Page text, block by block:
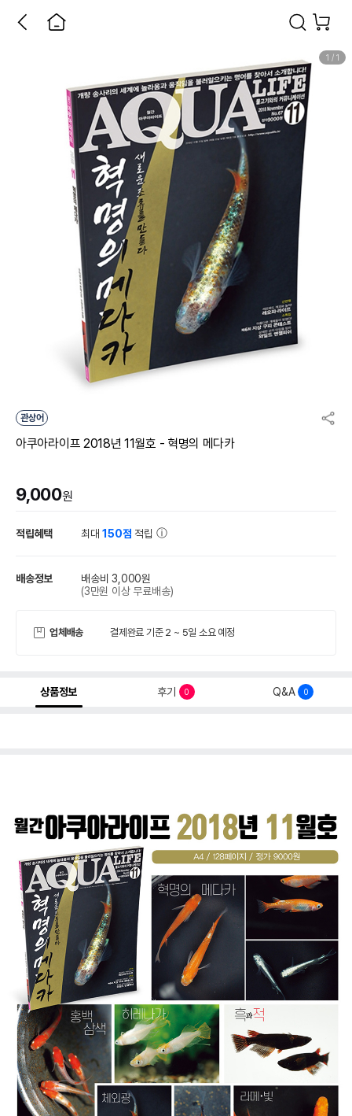
1 / 1
관상어
아쿠아라이프 2018년 11월호 - 혁명의 메다카
9,000원
적립혜택 최대150점 적립
배송정보
배송비 3,000원
(3만원 이상 무료배송)
업체배송 결제완료 기준 2 ~ 5일 소요 예정
상품정보 후기 0 Q&A 0